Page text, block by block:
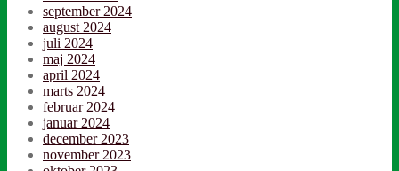
september 2024
august 2024
juli 2024
maj 2024
april 2024
marts 2024
februar 2024
januar 2024
december 2023
november 2023